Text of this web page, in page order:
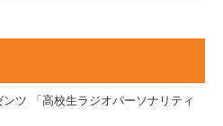
ツ 「高校生ラジオパーソナリティ